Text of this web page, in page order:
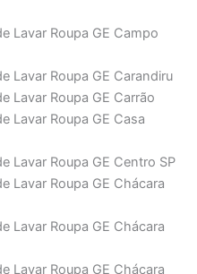
Lavar Roupa GE Campo
Lavar Roupa GE Carandiru
Lavar Roupa GE Carrão
Lavar Roupa GE Casa
Lavar Roupa GE Centro SP
Lavar Roupa GE Chácara
Lavar Roupa GE Chácara
Lavar Roupa GE Chácara